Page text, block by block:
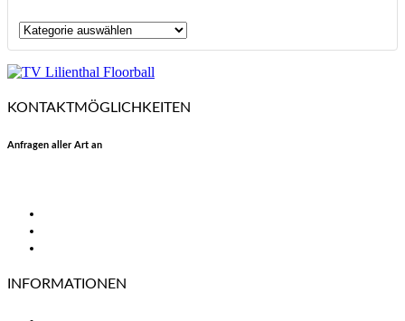
Alle
KONTAKTMÖGLICHKEITEN
Anfragen aller Art an
INFORMATIONEN